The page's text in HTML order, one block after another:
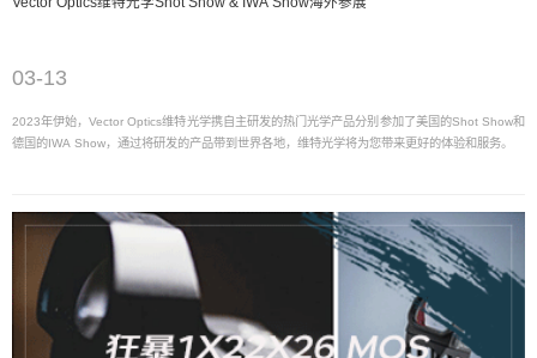
03-13
2023年伊始，Vector Optics维特光学携自主研发的热门光学产品分别参加了美国的Shot Show和
德国的IWA Show，通过将研发的产品带到世界各地，维特光学将为您带来更好的体验和服务。